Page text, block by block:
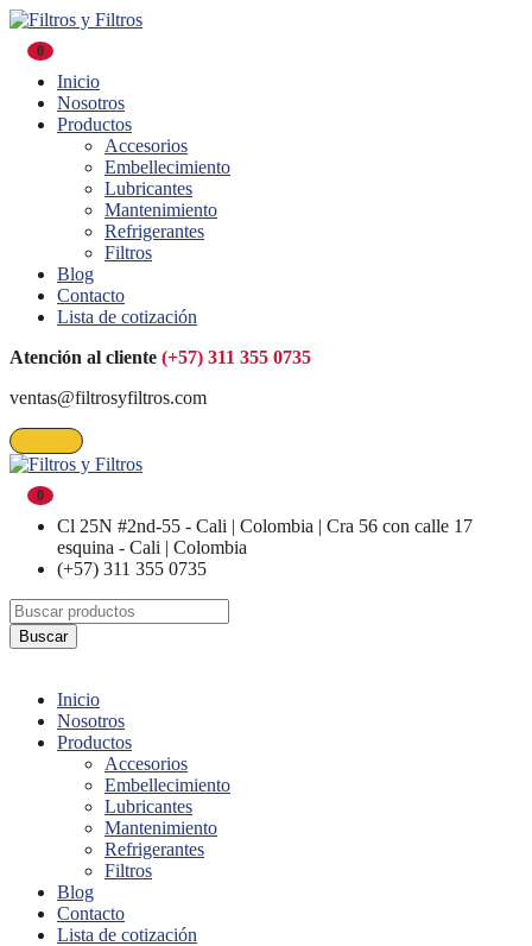
0
Inicio
Nosotros
Productos
Accesorios
Embellecimiento
Lubricantes
Mantenimiento
Refrigerantes
Filtros
Blog
Contacto
Lista de cotización
Atención al cliente (+57) 311 355 0735
ventas@filtrosyfiltros.com
0
Cl 25N #2nd-55 - Cali | Colombia | Cra 56 con calle 17
esquina - Cali | Colombia
(+57) 311 355 0735
Buscar
Inicio
Nosotros
Productos
Accesorios
Embellecimiento
Lubricantes
Mantenimiento
Refrigerantes
Filtros
Blog
Contacto
Lista de cotización